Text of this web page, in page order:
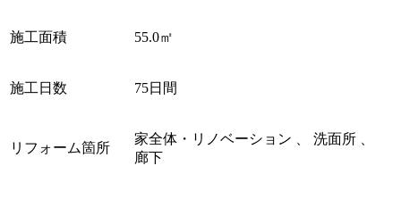
施工面積 55.0㎡
施工日数 75日間
リフォーム箇所
家全体・リノベーション 、 洗面所 、
廊下